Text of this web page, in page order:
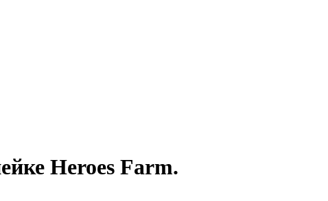
Heroes Farm.